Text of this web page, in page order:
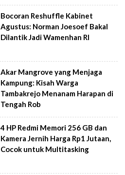
Bocoran Reshuffle Kabinet
Agustus: Norman Joesoef Bakal
Dilantik Jadi Wamenhan RI
Akar Mangrove yang Menjaga
Kampung: Kisah Warga
Tambakrejo Menanam Harapan di
Tengah Rob
4 HP Redmi Memori 256 GB dan
Kamera Jernih Harga Rp1 Jutaan,
Cocok untuk Multitasking